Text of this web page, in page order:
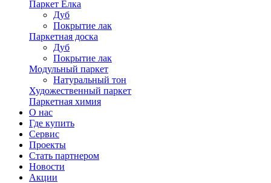
Паркет Ёлка
Дуб
Покрытие лак
Паркетная доска
Дуб
Покрытие лак
Модульный паркет
Натуральный тон
Художественный паркет
Паркетная химия
О нас
Где купить
Сервис
Проекты
Стать партнером
Новости
Акции